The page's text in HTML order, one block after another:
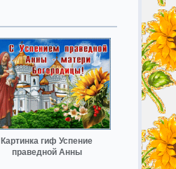
Картинка гиф Успение
праведной Анны